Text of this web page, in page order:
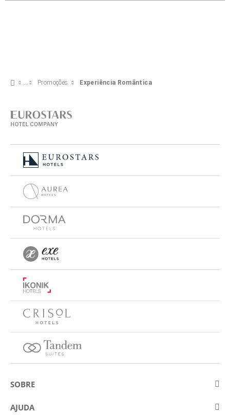
Promoções Experiência Romântica
SOBRE
Sobre a Eurostars Hotel Company
AJUDA